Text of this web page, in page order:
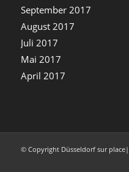
September 2017
August 2017
Juli 2017
Mai 2017
April 2017
© Copyright Düsseldorf sur place|